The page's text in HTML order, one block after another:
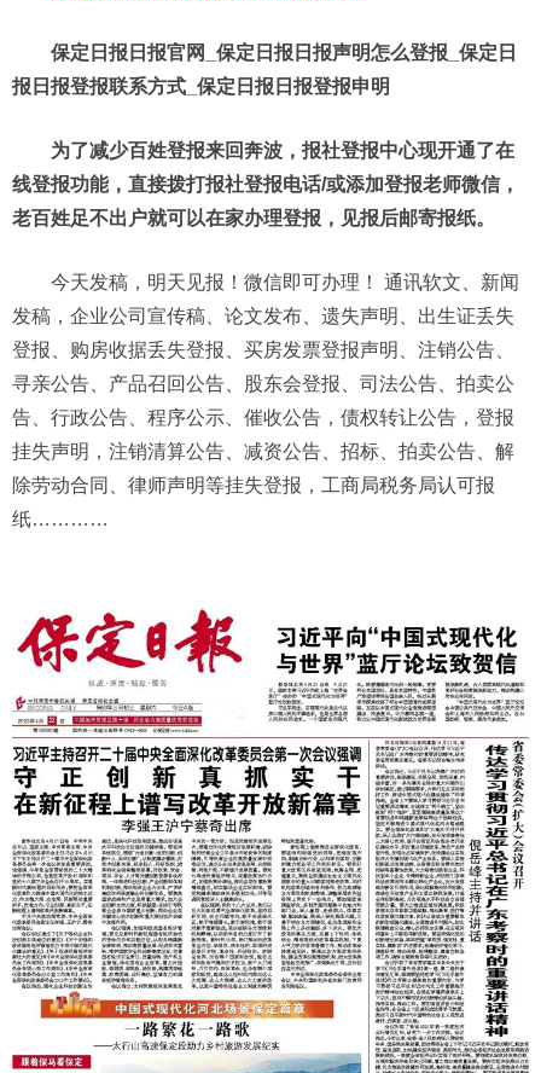
保定日报日报官网_保定日报日报声明怎么登报_保定日
报日报登报联系方式_保定日报日报登报申明
为了减少百姓登报来回奔波，报社登报中心现开通了在
线登报功能，直接拨打报社登报电话/或添加登报老师微信，
老百姓足不出户就可以在家办理登报，见报后邮寄报纸。
今天发稿，明天见报！微信即可办理！ 通讯软文、新闻
发稿，企业公司宣传稿、论文发布、遗失声明、出生证丢失
登报、购房收据丢失登报、买房发票登报声明、注销公告、
寻亲公告、产品召回公告、股东会登报、司法公告、拍卖公
告、行政公告、程序公示、催收公告，债权转让公告，登报
挂失声明，注销清算公告、减资公告、招标、拍卖公告、解
除劳动合同、律师声明等挂失登报，工商局税务局认可报
纸…………